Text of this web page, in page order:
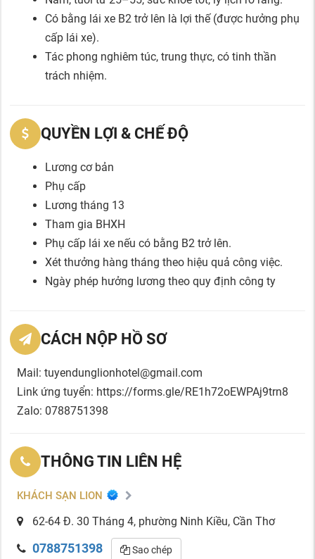
Có bằng lái xe B2 trở lên là lợi thế (được hưởng phụ
cấp lái xe).
Tác phong nghiêm túc, trung thực, có tinh thần
trách nhiệm.
QUYỀN LỢI & CHẾ ĐỘ
Lương cơ bản
Phụ cấp
Lương tháng 13
Tham gia BHXH
Phụ cấp lái xe nếu có bằng B2 trở lên.
Xét thưởng hàng tháng theo hiệu quả công việc.
Ngày phép hưởng lương theo quy định công ty
CÁCH NỘP HỒ SƠ
Mail: tuyendunglionhotel@gmail.com
Link ứng tuyển: https://forms.gle/RE1h72oEWPAj9trn8
Zalo: 0788751398
THÔNG TIN LIÊN HỆ
KHÁCH SẠN LION
62-64 Đ. 30 Tháng 4, phường Ninh Kiều, Cần Thơ
0788751398 Sao chép